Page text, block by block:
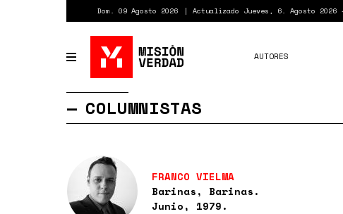
Dom. 09 Agosto 2026 Actualizado Jueves, 6. Agosto 2026
Toggle
navigation
AUTORES
COLUMNISTAS
FRANCO VIELMA
Barinas, Barinas.
Junio, 1979.